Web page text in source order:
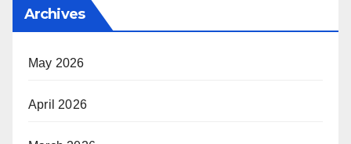
Archives
May 2026
April 2026